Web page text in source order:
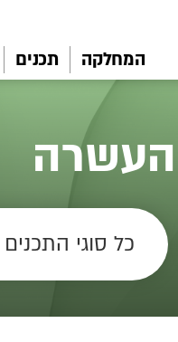
המחלקה תכנים